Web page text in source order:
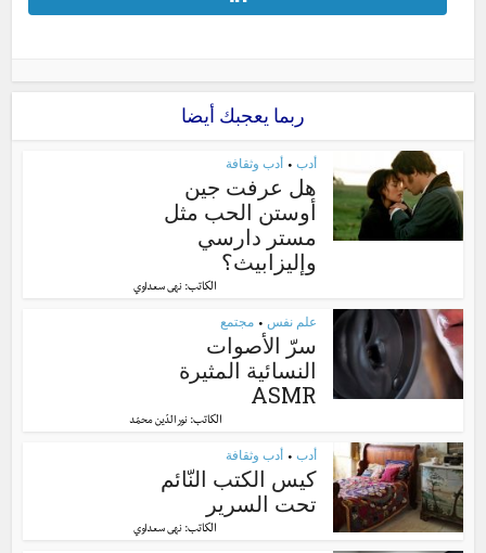
ربما يعجبك أيضا
أدب • أدب وثقافة
هل عرفت جين
أوستن الحب مثل
مستر دارسي
وإليزابيث؟
الكاتب: نهى سعداوي
علم نفس • مجتمع
سرّ الأصوات
النسائية المثيرة
ASMR
الكاتب:نور الدّين محمّد
أدب • أدب وثقافة
كيس الكتب النّائم
تحت السرير
الكاتب: نهى سعداوي